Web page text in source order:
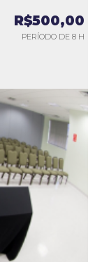
R$500,00
PERÍODO DE 8 H